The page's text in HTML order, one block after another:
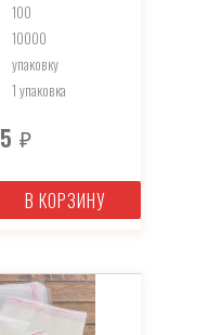
100
10000
упаковку
1 упаковка
₽
В КОРЗИНУ